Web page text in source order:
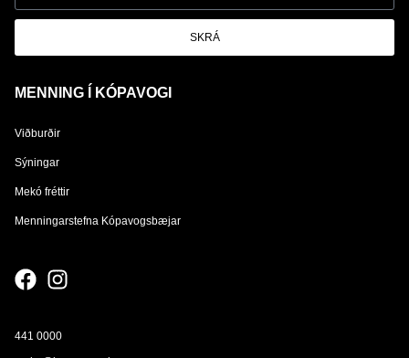
SKRÁ
MENNING Í KÓPAVOGI
Viðburðir
Sýningar
Mekó fréttir
Menningarstefna Kópavogsbæjar
441 0000